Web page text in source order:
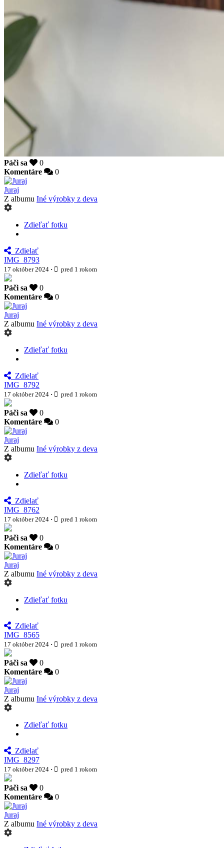
Páči sa
0
Komentáre
0
Juraj
Z albumu Iné výrobky z deva
Zdieľať fotku
Zdielať
IMG_8793
17 október 2024 · pred 1 rokom
Páči sa
0
Komentáre
0
Juraj
Z albumu Iné výrobky z deva
Zdieľať fotku
Zdielať
IMG_8792
17 október 2024 · pred 1 rokom
Páči sa
0
Komentáre
0
Juraj
Z albumu Iné výrobky z deva
Zdieľať fotku
Zdielať
IMG_8762
17 október 2024 · pred 1 rokom
Páči sa
0
Komentáre
0
Juraj
Z albumu Iné výrobky z deva
Zdieľať fotku
Zdielať
IMG_8565
17 október 2024 · pred 1 rokom
Páči sa
0
Komentáre
0
Juraj
Z albumu Iné výrobky z deva
Zdieľať fotku
Zdielať
IMG_8297
17 október 2024 · pred 1 rokom
Páči sa
0
Komentáre
0
Juraj
Z albumu Iné výrobky z deva